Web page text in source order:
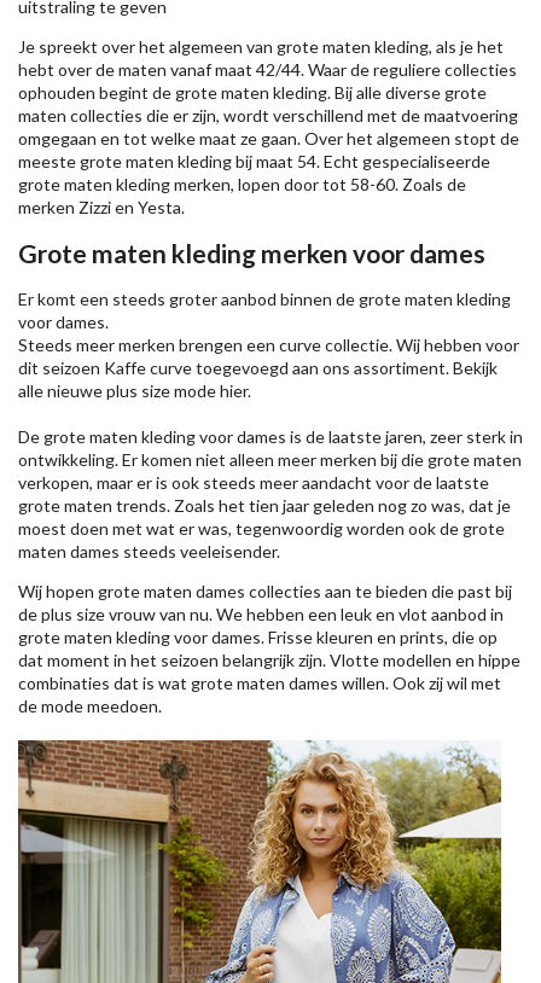
uitstraling te geven
Je spreekt over het algemeen van grote maten kleding, als je het
hebt over de maten vanaf maat 42/44. Waar de reguliere collecties
ophouden begint de grote maten kleding. Bij alle diverse grote
maten collecties die er zijn, wordt verschillend met de maatvoering
omgegaan en tot welke maat ze gaan. Over het algemeen stopt de
meeste grote maten kleding bij maat 54. Echt gespecialiseerde
grote maten kleding merken, lopen door tot 58-60. Zoals de
merken Zizzien Yesta.
Grote maten kleding merken voor dames
Er komt een steeds groter aanbod binnen de grote maten kleding
voor dames.
Steeds meer merken brengen een curve collectie. Wij hebben voor
dit seizoen Kaffecurve toegevoegd aan ons assortiment. Bekijk
alle nieuweplus size modehier.
De grote maten kleding voor dames is de laatste jaren, zeer sterk in
ontwikkeling. Er komen niet alleen meer merken bij die grote maten
verkopen, maar er is ook steeds meer aandacht voor de laatste
grote maten trends. Zoals het tien jaar geleden nog zo was, dat je
moest doen met wat er was, tegenwoordig worden ook de grote
maten dames steeds veeleisender.
Wij hopen grote maten dames collecties aan te bieden die past bij
de plus size vrouw van nu. We hebben een leuk en vlot aanbod in
grote maten kleding voor dames. Frisse kleuren en prints, die op
dat moment in het seizoen belangrijk zijn. Vlotte modellen en hippe
combinaties dat is wat grote maten dames willen. Ook zij wil met
de mode meedoen.